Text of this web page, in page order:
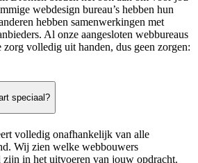
webdesign bureau’s hebben hun
hebben samenwerkingen met
Al onze aangesloten webbureaus
volledig uit handen, dus geen zorgen:
speciaal?
volledig onafhankelijk van alle
Wij zien welke webbouwers
zijn in het uitvoeren van jouw opdracht.